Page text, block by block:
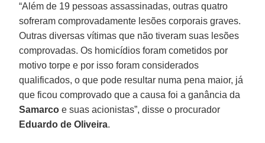
“Além de 19 pessoas assassinadas, outras quatro
sofreram comprovadamente lesões corporais graves.
Outras diversas vítimas que não tiveram suas lesões
comprovadas. Os homicídios foram cometidos por
motivo torpe e por isso foram considerados
qualificados, o que pode resultar numa pena maior, já
que ficou comprovado que a causa foi a ganância da
Samarco e suas acionistas”, disse o procurador
Eduardo de Oliveira.